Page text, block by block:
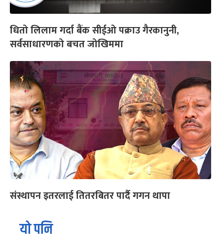
धितो लिलाम गर्दा बैंक सीईओ पक्राउ गैरकानुनी,
सर्वसाधारणको बचत जोखिममा
संस्थापन इतरलाई तितरबितर पार्दै गगन थापा
यो पनि